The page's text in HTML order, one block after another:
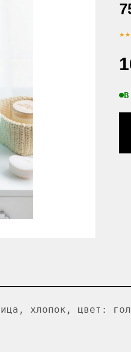
В
хлопок, цвет: